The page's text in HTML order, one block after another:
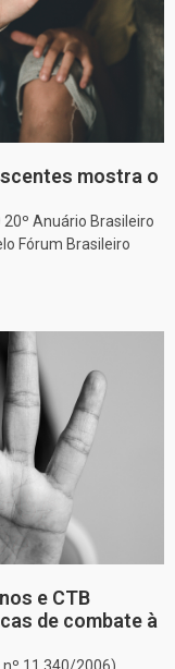
mostra o
20º Anuário Brasileiro
Fórum Brasileiro
e CTB
de combate à